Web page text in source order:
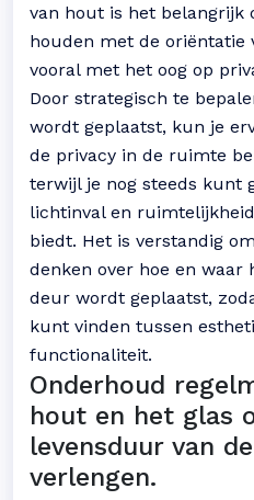
van hout is het belangrijk
houden met de oriëntatie
vooral met het oog op
Door strategisch te
wordt geplaatst, kun je
de privacy in de ruimte
terwijl je nog steeds kunt
lichtinval en
biedt. Het is verstandig
denken over hoe en waar
deur wordt geplaatst,
kunt vinden tussen
functionaliteit.
Onderhoud
hout en het glas
levensduur van
verlengen.